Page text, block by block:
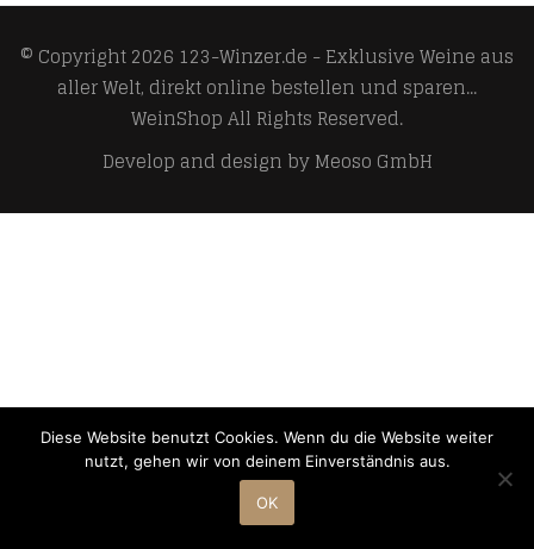
© Copyright 2026 123-Winzer.de - Exklusive Weine aus
aller Welt, direkt online bestellen und sparen...
WeinShopAll Rights Reserved.
Develop and design byMeoso GmbH
Diese Website benutzt Cookies. Wenn du die Website weiter
nutzt, gehen wir von deinem Einverständnis aus.
OK